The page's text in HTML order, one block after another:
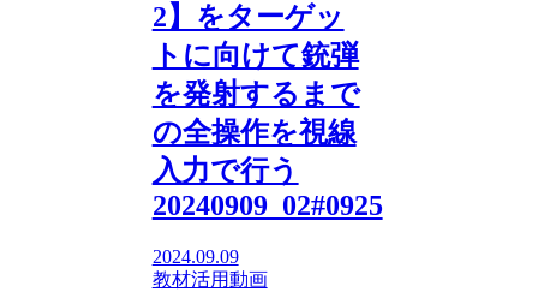
2】をターゲッ
トに向けて銃弾
を発射するまで
の全操作を視線
入力で行う
20240909_02#0925
2024.09.09
教材活用動画